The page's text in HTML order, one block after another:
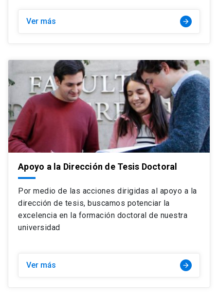
Ver más arrow_forward
Apoyo a la Dirección de Tesis Doctoral
Por medio de las acciones dirigidas al apoyo a la
dirección de tesis, buscamos potenciar la
excelencia en la formación doctoral de nuestra
universidad
Ver más arrow_forward